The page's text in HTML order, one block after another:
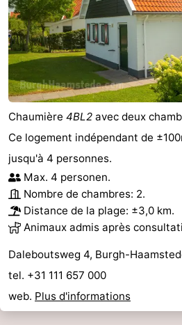
Chaumière 4BL2 avec deux
Ce logement indépendant de
jusqu'à 4 personnes.
Max. 4 personen.
Nombre de chambres: 2.
Distance de la plage: ±3,0 km.
Animaux admis après
Daleboutsweg 4, Burgh-
tel. +31 111 657 000
web. Plus d'informations